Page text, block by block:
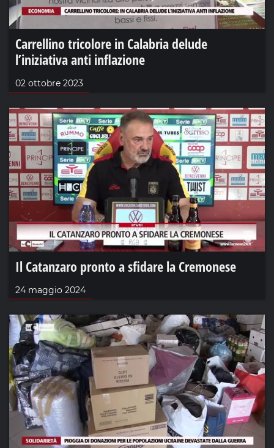
Carrellino tricolore in Calabria delude
l’iniziativa anti inflazione
02 ottobre 2023
Il Catanzaro pronto a sfidare la Cremonese
24 maggio 2024